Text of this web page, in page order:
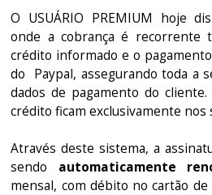
O USUÁRIO PREMIUM hoje
onde a cobrança é recorrente
crédito informado e o
do Paypal, assegurando toda a
dados de pagamento do
crédito ficam exclusivamente nos
Através deste sistema, a
sendo automaticamente
mensal, com débito no cartão